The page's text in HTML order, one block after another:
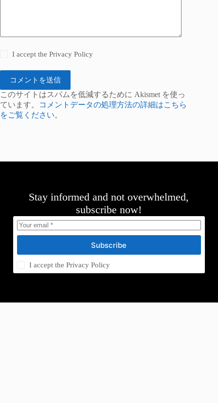
I accept thePrivacy Policy
コメントを送信
このサイトはスパムを低減するために Akismet を使っ
ています。
コメントデータの処理方法の詳細はこちら
をご覧ください。
Stay informed and not overwhelmed,
subscribe now!
Subscribe
I accept thePrivacy Policy